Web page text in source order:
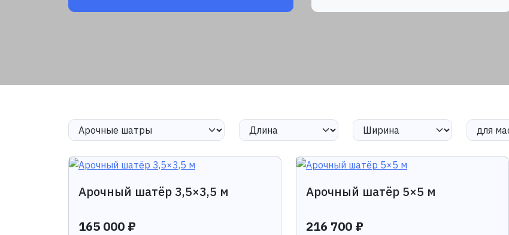
Арочный шатёр 3,5×3,5 м
165 000 ₽
Арочный шатёр 5×5 м
216 700 ₽